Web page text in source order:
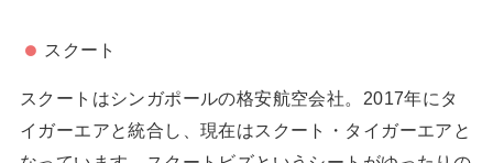
スクート
スクートはシンガポールの格安航空会社。2017年にタ
イガーエアと統合し、現在はスクート・タイガーエアと